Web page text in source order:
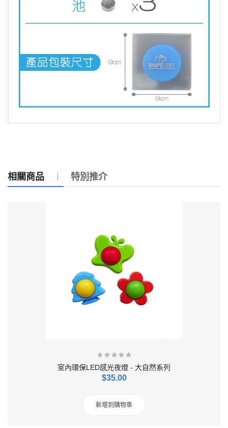
相關商品 特別推介
室內環保LED感光夜燈 - 大自然系列
$35.00
新增到購物車